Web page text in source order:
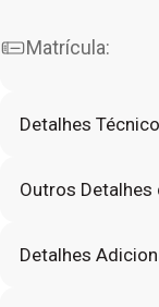
Matrícula:
Detalhes
Outros Detalhes
Detalhes